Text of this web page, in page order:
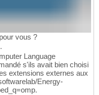
vous ?
Language
s'ils avait bien choisi
extensions externes aux
Energy-